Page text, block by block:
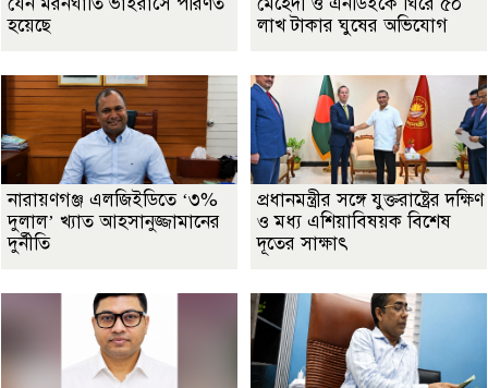
হয়েছে
লাখ টাকার ঘুষের অভিযোগ
নারায়ণগঞ্জ এলজিইডিতে ‘৩%
দুলাল’ খ্যাত আহসানুজ্জামানের
দুর্নীতি
প্রধানমন্ত্রীর সঙ্গে যুক্তরাষ্ট্রের দক্ষিণ
ও মধ্য এশিয়াবিষয়ক বিশেষ
দূতের সাক্ষাৎ